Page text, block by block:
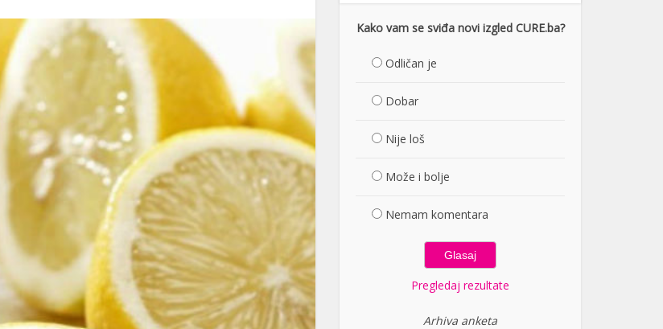
Kako vam se sviđa novi izgled CURE.ba?
Odličan je
Dobar
Nije loš
Može i bolje
Nemam komentara
Pregledaj rezultate
Arhiva anketa